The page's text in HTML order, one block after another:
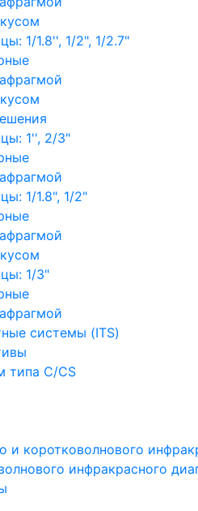
1/1.8'', 1/2", 1/2.7"
1'', 2/3"
1/1.8", 1/2"
1/3"
системы (ITS)
типа C/CS
и коротковолнового
инфракрасного